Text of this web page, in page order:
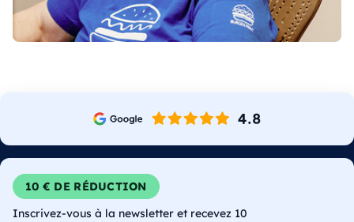
10 € DE RÉDUCTION
Inscrivez-vous à la newsletter et recevez 10